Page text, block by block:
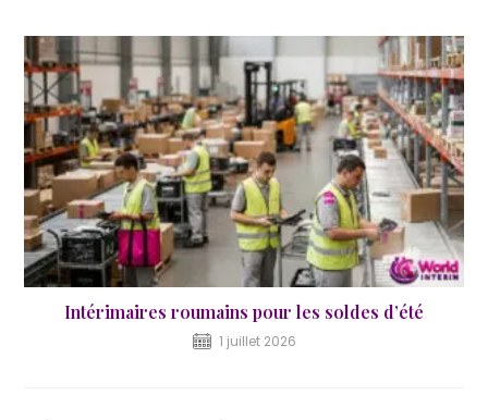
Intérimaires roumains pour les soldes d’été
1 juillet 2026